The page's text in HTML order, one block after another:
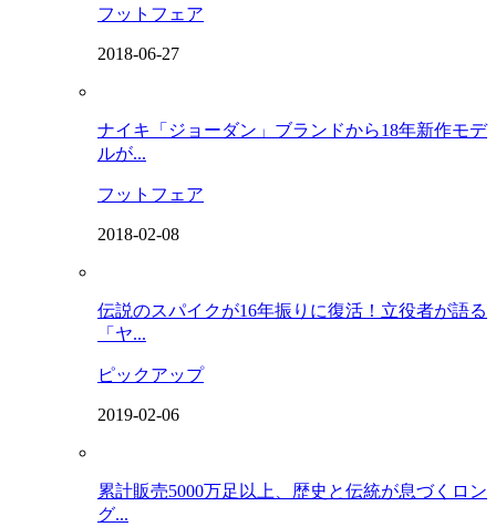
フットフェア
2018-06-27
ナイキ「ジョーダン」ブランドから18年新作モデ
ルが...
フットフェア
2018-02-08
伝説のスパイクが16年振りに復活！立役者が語る
「ヤ...
ピックアップ
2019-02-06
累計販売5000万足以上、歴史と伝統が息づくロン
グ...